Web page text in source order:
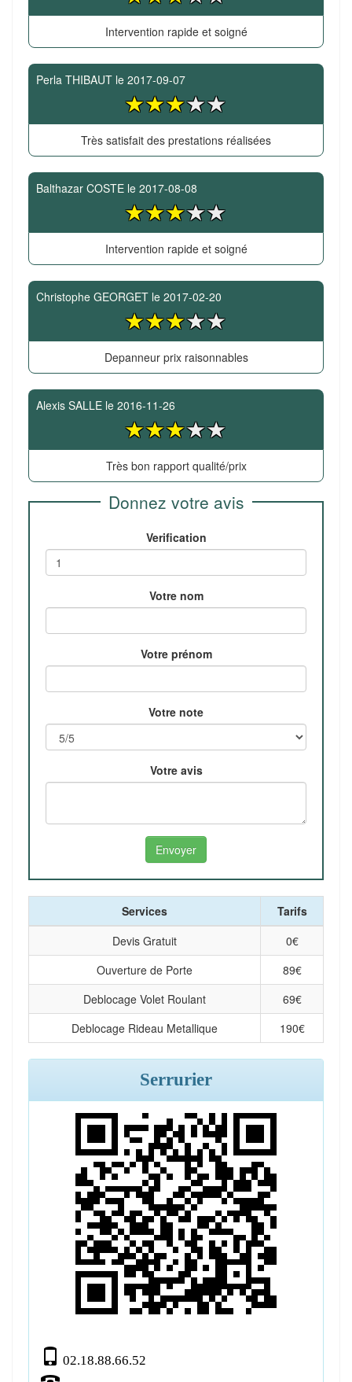
Intervention rapide et soigné
Perla THIBAUT le 2017-09-07
Très satisfait des prestations réalisées
Balthazar COSTE le 2017-08-08
Intervention rapide et soigné
Christophe GEORGET le 2017-02-20
Depanneur prix raisonnables
Alexis SALLE le 2016-11-26
Très bon rapport qualité/prix
Donnez votre avis
Verification
Votre nom
Votre prénom
Votre note
Votre avis
Services
Tarifs
Devis Gratuit
0€
Ouverture de Porte
89€
Deblocage Volet Roulant
69€
Deblocage Rideau Metallique
190€
Serrurier
02.18.88.66.52